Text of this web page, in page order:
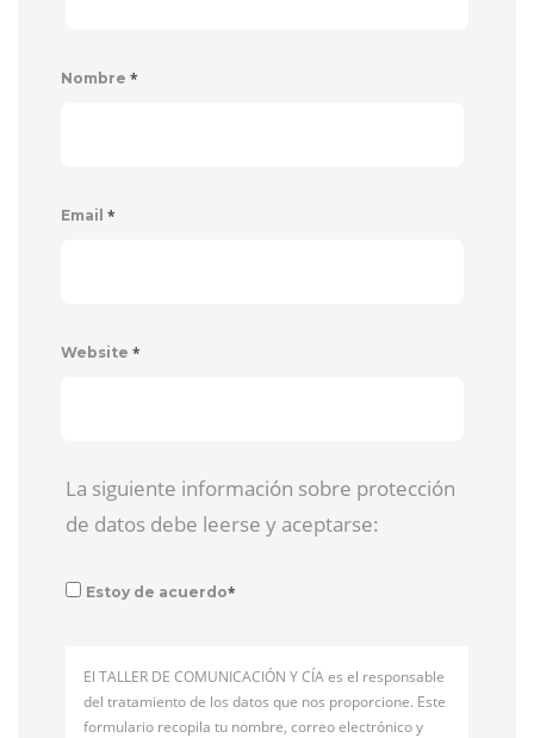
Nombre *
Email *
Website *
La siguiente información sobre protección
de datos debe leerse y aceptarse:
Estoy de acuerdo*
El TALLER DE COMUNICACIÓN Y CÍA es el responsable
del tratamiento de los datos que nos proporcione. Este
formulario recopila tu nombre, correo electrónico y